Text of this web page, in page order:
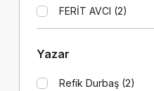
FERİT AVCI (2)
Yazar
Refik Durbaş (2)